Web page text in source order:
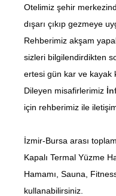
Otelimiz şehir
dışarı çıkıp gezmeye
Rehberimiz akşam
sizleri bilgilendirdikten
ertesi gün kar ve kayak
Dileyen misafirlerimiz
için rehberimiz ile
İzmir-Bursa arası
Kapalı Termal Yüzme
Hamamı, Sauna,
kullanabilirsiniz.